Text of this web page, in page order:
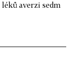
averzi sedm